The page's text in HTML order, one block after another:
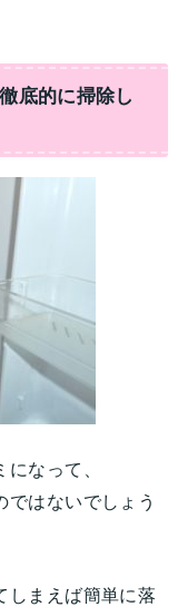
底的に掃除し
なって、
ではないでしょう
しまえば簡単に落